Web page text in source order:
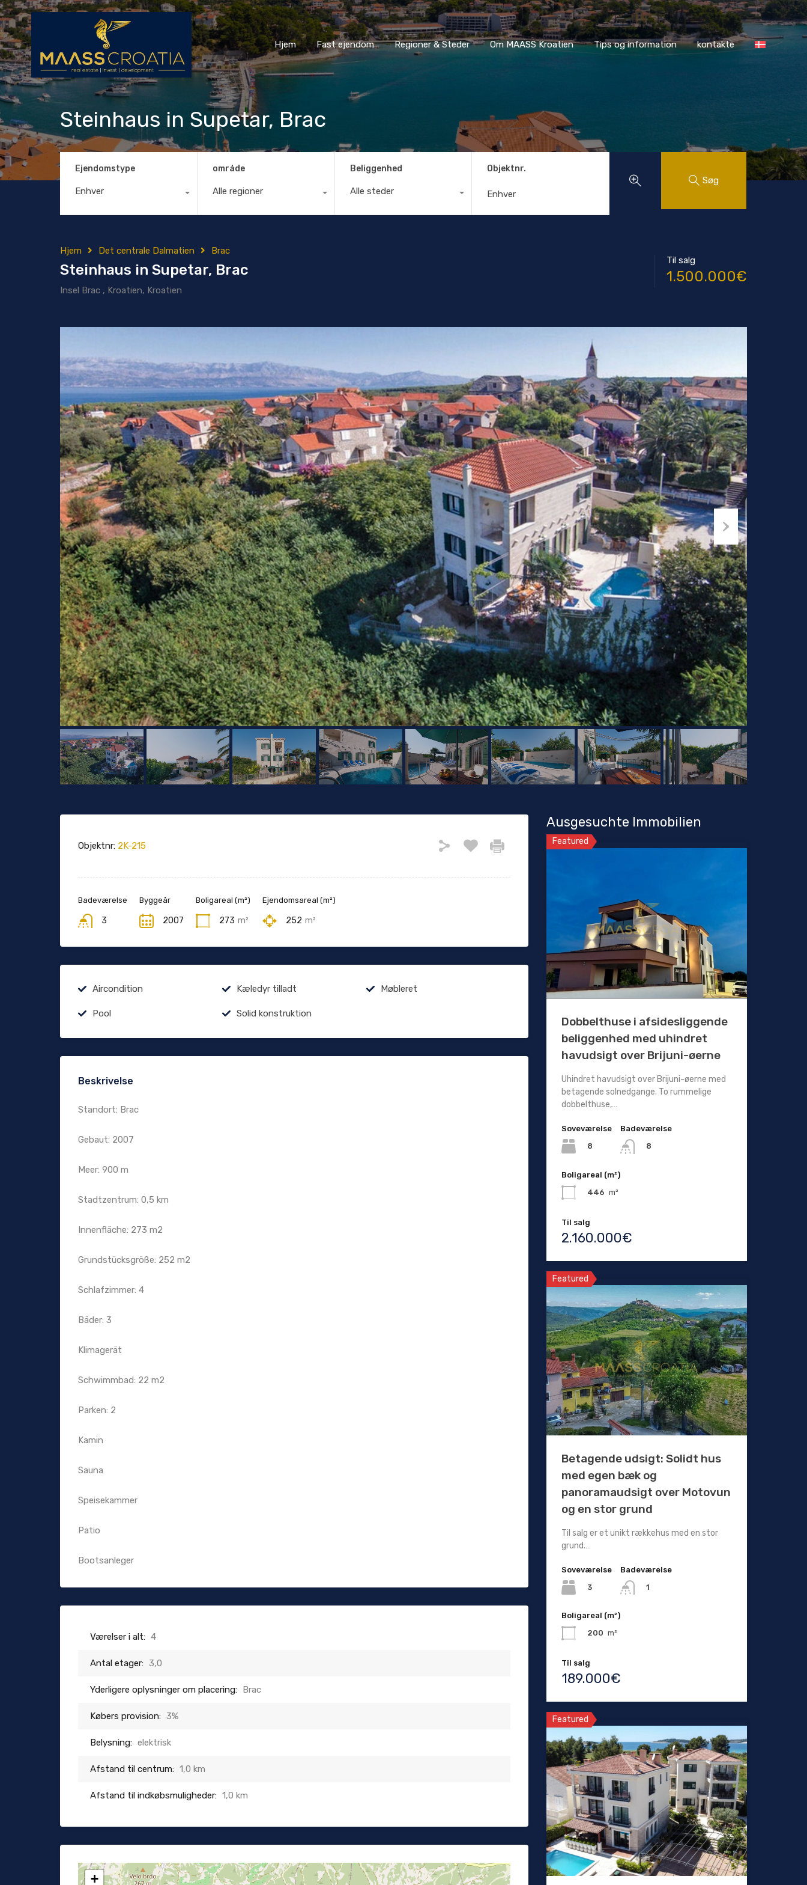
Hjem Fast ejendom Regioner & Steder Om MAASS Kroatien Tips og information kontakte
Hjem Fast ejendom Regioner & Steder Om MAASS Kroatien Tips og information kontakte
Steinhaus in Supetar, Brac
Ejendomstype
Enhver
område
Alle regioner
Beliggenhed
Alle steder
Objektnr.
Søg
Hjem Det centrale Dalmatien Brac
Steinhaus in Supetar, Brac
Insel Brac , Kroatien, Kroatien
Til salg
1.500.000€
Objektnr: 2K-215
Badeværelse
3
Byggeår
2007
Boligareal (m²)
273 m²
Ejendomsareal (m²)
252 m²
Aircondition Kæledyr tilladt Møbleret
Pool Solid konstruktion
Beskrivelse
Standort: Brac
Gebaut: 2007
Meer: 900 m
Stadtzentrum: 0,5 km
Innenfläche: 273 m2
Grundstücksgröße: 252 m2
Schlafzimmer: 4
Bäder: 3
Klimagerät
Schwimmbad: 22 m2
Parken: 2
Kamin
Sauna
Speisekammer
Patio
Bootsanleger
Værelser i alt: 4
Antal etager: 3,0
Yderligere oplysninger om placering: Brac
Købers provision: 3%
Belysning: elektrisk
Afstand til centrum: 1,0 km
Afstand til indkøbsmuligheder: 1,0 km
+
Ausgesuchte Immobilien
Featured
Dobbelthuse i afsidesliggende
beliggenhed med uhindret
havudsigt over Brijuni-øerne
Uhindret havudsigt over Brijuni-øerne med
betagende solnedgange. To rummelige
dobbelthuse,…
Soveværelse
8
Badeværelse
8
Boligareal (m²)
446 m²
Til salg
2.160.000€
Featured
Betagende udsigt: Solidt hus
med egen bæk og
panoramaudsigt over Motovun
og en stor grund
Til salg er et unikt rækkehus med en stor
grund.…
Soveværelse
3
Badeværelse
1
Boligareal (m²)
200 m²
Til salg
189.000€
Featured